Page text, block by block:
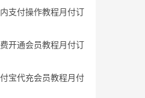
支付操作教程月付订
开通会员教程月付订
宝代充会员教程月付